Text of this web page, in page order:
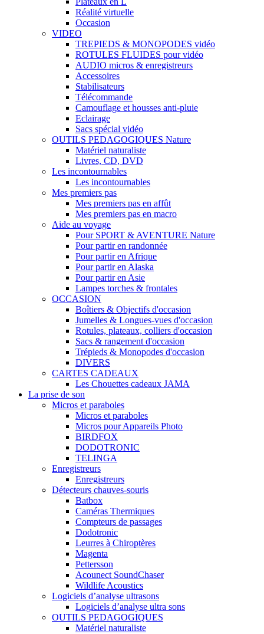
Réalité virtuelle
Occasion
VIDEO
TREPIEDS & MONOPODES vidéo
ROTULES FLUIDES pour vidéo
AUDIO micros & enregistreurs
Accessoires
Stabilisateurs
Télécommande
Camouflage et housses anti-pluie
Eclairage
Sacs spécial vidéo
OUTILS PEDAGOGIQUES Nature
Matériel naturaliste
Livres, CD, DVD
Les incontournables
Les incontournables
Mes premiers pas
Mes premiers pas en affût
Mes premiers pas en macro
Aide au voyage
Pour SPORT & AVENTURE Nature
Pour partir en randonnée
Pour partir en Afrique
Pour partir en Alaska
Pour partir en Asie
Lampes torches & frontales
OCCASION
Boîtiers & Objectifs d'occasion
Jumelles & Longues-vues d'occasion
Rotules, plateaux, colliers d'occasion
Sacs & rangement d'occasion
Trépieds & Monopodes d'occasion
DIVERS
CARTES CADEAUX
Les Chouettes cadeaux JAMA
La prise de son
Micros et paraboles
Micros et paraboles
Micros pour Appareils Photo
BIRDFOX
DODOTRONIC
TELINGA
Enregistreurs
Enregistreurs
Détecteurs chauves-souris
Batbox
Caméras Thermiques
Compteurs de passages
Dodotronic
Leurres à Chiroptères
Magenta
Pettersson
Acounect SoundChaser
Wildlife Acoustics
Logiciels d’analyse ultrasons
Logiciels d’analyse ultra sons
OUTILS PEDAGOGIQUES
Matériel naturaliste